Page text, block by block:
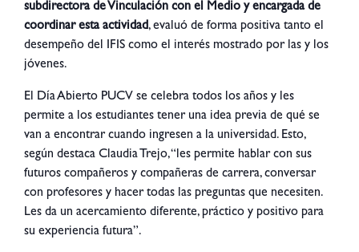
subdirectora de Vinculación con el Medio y encargada de
coordinar esta actividad, evaluó de forma positiva tanto el
desempeño del IFIS como el interés mostrado por las y los
jóvenes.
El Día Abierto PUCV se celebra todos los años y les
permite a los estudiantes tener una idea previa de qué se
van a encontrar cuando ingresen a la universidad. Esto,
según destaca Claudia Trejo, “les permite hablar con sus
futuros compañeros y compañeras de carrera, conversar
con profesores y hacer todas las preguntas que necesiten.
Les da un acercamiento diferente, práctico y positivo para
su experiencia futura”.